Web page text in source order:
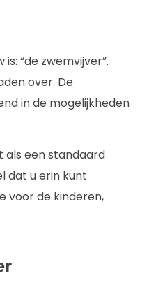
“de zwemvijver”.
over. De
in de mogelijkheden
als een standaard
dat u erin kunt
voor de kinderen,